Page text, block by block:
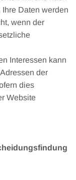
Daten werden
wenn der
Interessen kann
der
dies
Website